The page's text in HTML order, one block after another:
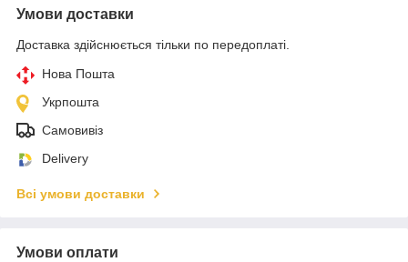
Умови доставки
Доставка здійснюється тільки по передоплаті.
Нова Пошта
Укрпошта
Самовивіз
Delivery
Всі умови доставки
Умови оплати